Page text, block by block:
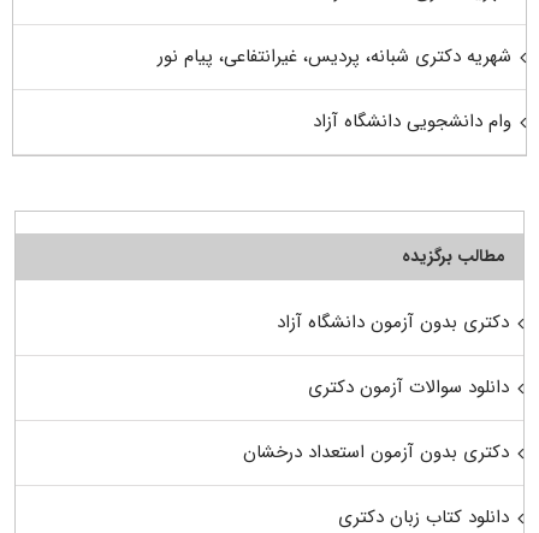
شهریه دکتری شبانه، پردیس، غیرانتفاعی، پیام نور
وام دانشجویی دانشگاه آزاد
مطالب برگزیده
دکتری بدون آزمون دانشگاه آزاد
دانلود سوالات آزمون دکتری
دکتری بدون آزمون استعداد درخشان
دانلود کتاب زبان دکتری